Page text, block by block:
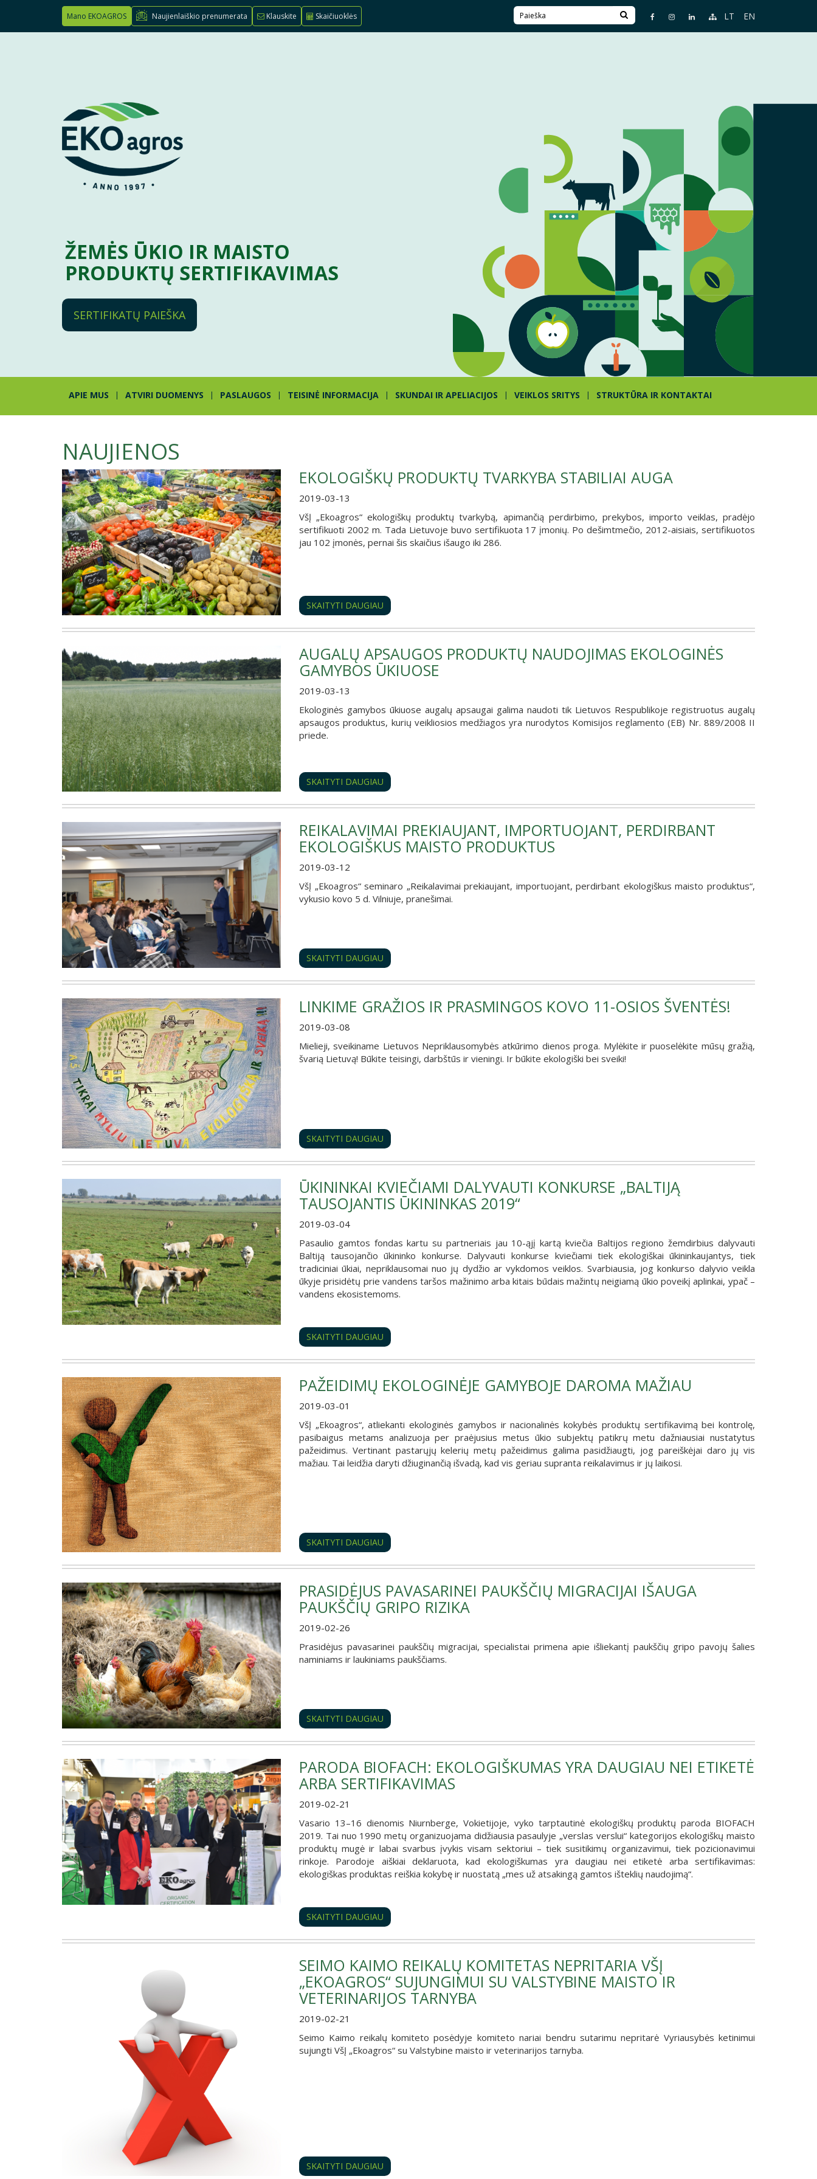
Mano EKOAGROS Naujienlaiškio prenumerata Klauskite Skaičiuoklės LT EN
ŽEMĖS ŪKIO IR MAISTO
PRODUKTŲ SERTIFIKAVIMAS
SERTIFIKATŲ PAIEŠKA
APIE MUS ATVIRI DUOMENYS PASLAUGOS TEISINĖ INFORMACIJA SKUNDAI IR APELIACIJOS VEIKLOS SRITYS STRUKTŪRA IR KONTAKTAI
NAUJIENOS
EKOLOGIŠKŲ PRODUKTŲ TVARKYBA STABILIAI AUGA
2019-03-13
VšĮ „Ekoagros“ ekologiškų produktų tvarkybą, apimančią perdirbimo, prekybos, importo veiklas, pradėjo
sertifikuoti 2002 m. Tada Lietuvoje buvo sertifikuota 17 įmonių. Po dešimtmečio, 2012-aisiais, sertifikuotos
jau 102 įmonės, pernai šis skaičius išaugo iki 286.
SKAITYTI DAUGIAU
AUGALŲ APSAUGOS PRODUKTŲ NAUDOJIMAS EKOLOGINĖS
GAMYBOS ŪKIUOSE
2019-03-13
Ekologinės gamybos ūkiuose augalų apsaugai galima naudoti tik Lietuvos Respublikoje registruotus augalų
apsaugos produktus, kurių veikliosios medžiagos yra nurodytos Komisijos reglamento (EB) Nr. 889/2008 II
priede.
SKAITYTI DAUGIAU
REIKALAVIMAI PREKIAUJANT, IMPORTUOJANT, PERDIRBANT
EKOLOGIŠKUS MAISTO PRODUKTUS
2019-03-12
VšĮ „Ekoagros“ seminaro „Reikalavimai prekiaujant, importuojant, perdirbant ekologiškus maisto produktus“,
vykusio kovo 5 d. Vilniuje, pranešimai.
SKAITYTI DAUGIAU
LINKIME GRAŽIOS IR PRASMINGOS KOVO 11-OSIOS ŠVENTĖS!
2019-03-08
Mielieji, sveikiname Lietuvos Nepriklausomybės atkūrimo dienos proga. Mylėkite ir puoselėkite mūsų gražią,
švarią Lietuvą! Būkite teisingi, darbštūs ir vieningi. Ir būkite ekologiški bei sveiki!
SKAITYTI DAUGIAU
ŪKININKAI KVIEČIAMI DALYVAUTI KONKURSE „BALTIJĄ
TAUSOJANTIS ŪKININKAS 2019“
2019-03-04
Pasaulio gamtos fondas kartu su partneriais jau 10-ąjį kartą kviečia Baltijos regiono žemdirbius dalyvauti
Baltiją tausojančio ūkininko konkurse. Dalyvauti konkurse kviečiami tiek ekologiškai ūkininkaujantys, tiek
tradiciniai ūkiai, nepriklausomai nuo jų dydžio ar vykdomos veiklos. Svarbiausia, jog konkurso dalyvio veikla
ūkyje prisidėtų prie vandens taršos mažinimo arba kitais būdais mažintų neigiamą ūkio poveikį aplinkai, ypač –
vandens ekosistemoms.
SKAITYTI DAUGIAU
PAŽEIDIMŲ EKOLOGINĖJE GAMYBOJE DAROMA MAŽIAU
2019-03-01
VšĮ „Ekoagros“, atliekanti ekologinės gamybos ir nacionalinės kokybės produktų sertifikavimą bei kontrolę,
pasibaigus metams analizuoja per praėjusius metus ūkio subjektų patikrų metu dažniausiai nustatytus
pažeidimus. Vertinant pastarųjų kelerių metų pažeidimus galima pasidžiaugti, jog pareiškėjai daro jų vis
mažiau. Tai leidžia daryti džiuginančią išvadą, kad vis geriau supranta reikalavimus ir jų laikosi.
SKAITYTI DAUGIAU
PRASIDĖJUS PAVASARINEI PAUKŠČIŲ MIGRACIJAI IŠAUGA
PAUKŠČIŲ GRIPO RIZIKA
2019-02-26
Prasidėjus pavasarinei paukščių migracijai, specialistai primena apie išliekantį paukščių gripo pavojų šalies
naminiams ir laukiniams paukščiams.
SKAITYTI DAUGIAU
PARODA BIOFACH: EKOLOGIŠKUMAS YRA DAUGIAU NEI ETIKETĖ
ARBA SERTIFIKAVIMAS
2019-02-21
Vasario 13–16 dienomis Niurnberge, Vokietijoje, vyko tarptautinė ekologiškų produktų paroda BIOFACH
2019. Tai nuo 1990 metų organizuojama didžiausia pasaulyje „verslas verslui“ kategorijos ekologiškų maisto
produktų mugė ir labai svarbus įvykis visam sektoriui – tiek susitikimų organizavimui, tiek pozicionavimui
rinkoje. Parodoje aiškiai deklaruota, kad ekologiškumas yra daugiau nei etiketė arba sertifikavimas:
ekologiškas produktas reiškia kokybę ir nuostatą „mes už atsakingą gamtos išteklių naudojimą“.
SKAITYTI DAUGIAU
SEIMO KAIMO REIKALŲ KOMITETAS NEPRITARIA VŠĮ
„EKOAGROS“ SUJUNGIMUI SU VALSTYBINE MAISTO IR
VETERINARIJOS TARNYBA
2019-02-21
Seimo Kaimo reikalų komiteto posėdyje komiteto nariai bendru sutarimu nepritarė Vyriausybės ketinimui
sujungti VšĮ „Ekoagros“ su Valstybine maisto ir veterinarijos tarnyba.
SKAITYTI DAUGIAU